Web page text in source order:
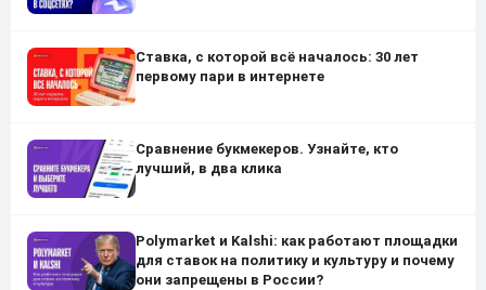
Ставка, с которой всё началось: 30 лет
первому пари в интернете
Сравнение букмекеров. Узнайте, кто
лучший, в два клика
Polymarket и Kalshi: как работают площадки
для ставок на политику и культуру и почему
они запрещены в России?